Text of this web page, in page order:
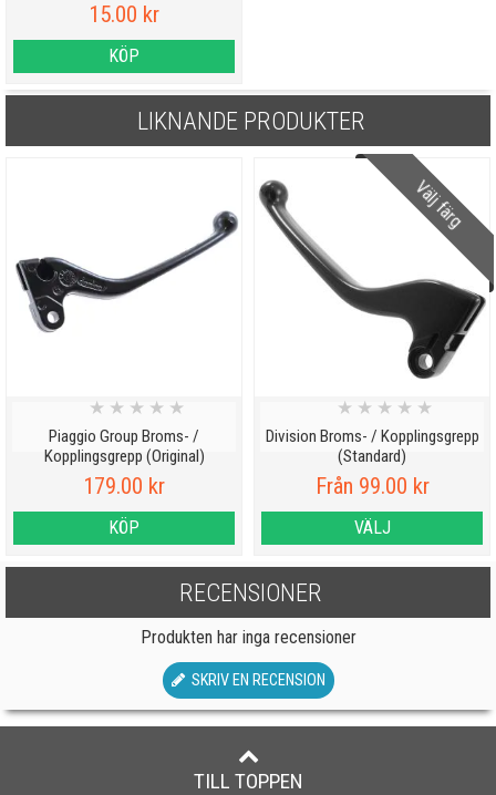
15.00 kr
KÖP
LIKNANDE PRODUKTER
Piaggio Group Broms- /
Kopplingsgrepp (Original)
★ ★ ★ ★ ★
179.00 kr
KÖP
Välj färg
Division Broms- / Kopplingsgrepp
(Standard)
★ ★ ★ ★ ★
Från 99.00 kr
VÄLJ
RECENSIONER
Produkten har inga recensioner
SKRIV EN RECENSION
TILL TOPPEN